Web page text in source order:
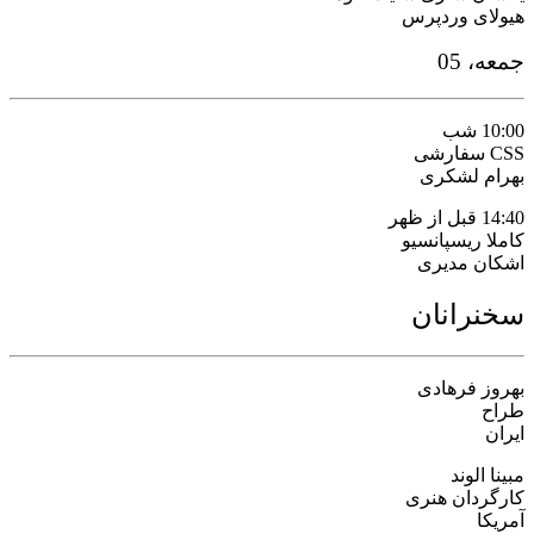
هیولای وردپرس
جمعه، 05
10:00 شب
CSS سفارشی
بهرام لشکری
14:40 قبل از ظهر
کاملا ریسپانسیو
اشکان مدیری
سخنرانان
بهروز فرهادی
طراح
ایران
مبینا الوند
کارگردان هنری
آمریکا